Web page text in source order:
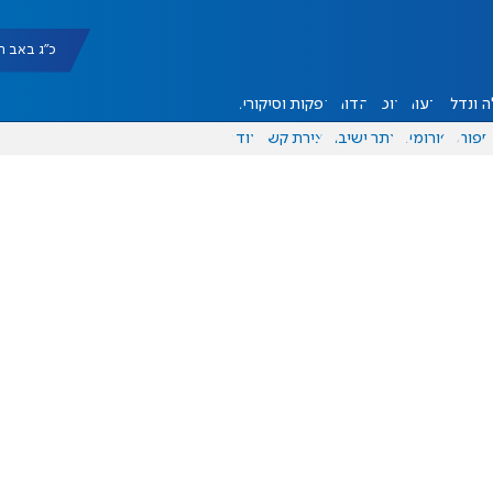
כ"ג באב תשפ"ו
ונדל"ן דעות אוכל יהדות הפקות וסיקורים
ספורט פורומים אתר ישיבה יצירת קשר עוד